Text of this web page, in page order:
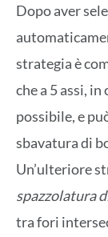
Dopo aver
strategia è
che a 5 assi,
possibile, e
sbavatura di
Un’ulteriore
spazzolatura
tra fori